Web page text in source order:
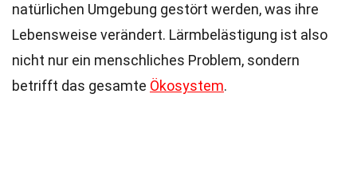
natürlichen Umgebung gestört werden, was ihre
Lebensweise verändert. Lärmbelästigung ist also
nicht nur ein menschliches Problem, sondern
betrifft das gesamte Ökosystem.